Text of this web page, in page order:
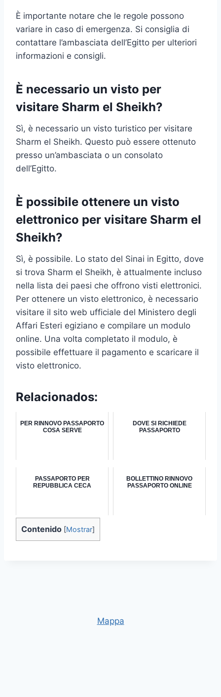
È importante notare che le regole possono
variare in caso di emergenza. Si consiglia di
contattare l’ambasciata dell’Egitto per ulteriori
informazioni e consigli.
È necessario un visto per
visitare Sharm el Sheikh?
Sì, è necessario un visto turistico per visitare
Sharm el Sheikh. Questo può essere ottenuto
presso un’ambasciata o un consolato
dell’Egitto.
È possibile ottenere un visto
elettronico per visitare Sharm el
Sheikh?
Sì, è possibile. Lo stato del Sinai in Egitto, dove
si trova Sharm el Sheikh, è attualmente incluso
nella lista dei paesi che offrono visti elettronici.
Per ottenere un visto elettronico, è necessario
visitare il sito web ufficiale del Ministero degli
Affari Esteri egiziano e compilare un modulo
online. Una volta completato il modulo, è
possibile effettuare il pagamento e scaricare il
visto elettronico.
Relacionados:
PER RINNOVO PASSAPORTO
COSA SERVE
DOVE SI RICHIEDE
PASSAPORTO
PASSAPORTO PER
REPUBBLICA CECA
BOLLETTINO RINNOVO
PASSAPORTO ONLINE
Contenido [Mostrar]
Mappa